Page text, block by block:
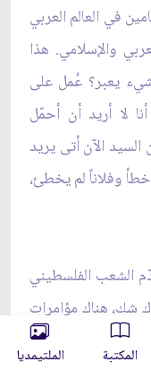
في العالم العربي
والإسلامي. هذا
يعبر؟ عُمل على
لا أريد أن أحمّل
الآن أتى يريد
وفلاناً لم يخطئ،
الشعب الفلسطيني
شك، هناك مؤامرات
"كلّه يساعد على
المكتبة الملتيمديا